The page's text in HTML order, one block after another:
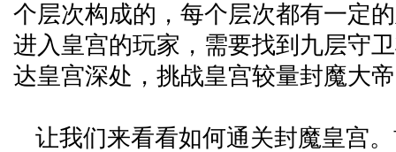
个层次构成的，每个层次都有一定
进入皇宫的玩家，需要找到九层守
达皇宫深处，挑战皇宫较量封魔大
让我们来看看如何通关封魔皇宫